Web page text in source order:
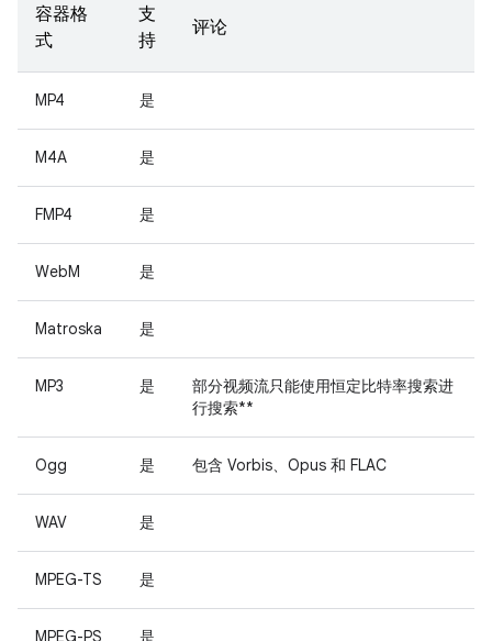
容器格
式
支
持
评论
MP4 是
M4A 是
FMP4 是
WebM 是
Matroska 是
MP3 是
部分视频流只能使用恒定比特率搜索进
行搜索**
Ogg 是 包含 Vorbis、Opus 和 FLAC
WAV 是
MPEG-TS 是
MPEG-PS 是